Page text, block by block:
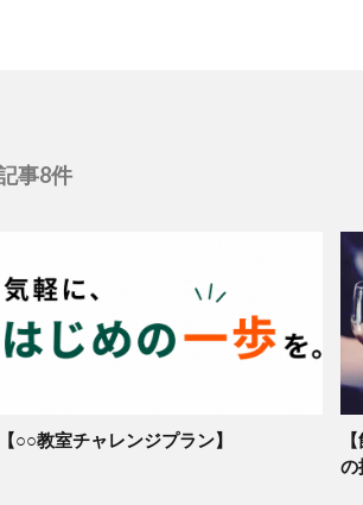
事8件
【○○教室チャレンジプラン】
の